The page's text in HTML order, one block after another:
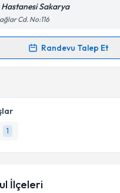
1
Sakarya
Cd. No:116
Randevu Talep Et
Takvimi Talebi
hazırlandığında e-posta ile
Adresiniz
İlçeleri